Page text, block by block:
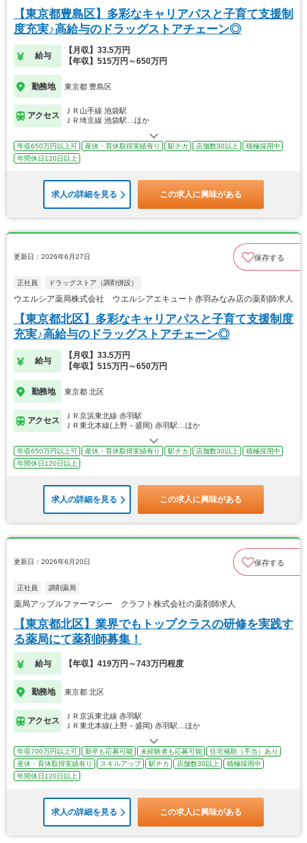
【東京都豊島区】多彩なキャリアパスと子育て支援制
度充実♪高給与のドラッグストアチェーン◎
給与
【月収】33.5万円
【年収】515万円～650万円
勤務地 東京都 豊島区
アクセス
ＪＲ山手線 池袋駅
ＪＲ埼京線 池袋駅…ほか
年収650万円以上可 産休・育休取得実績有り 駅チカ 店舗数30以上
積極採用中
年間休日120日以上
求人の詳細を見る この求人に興味がある
更新日：2026年6月27日 保存する
正社員 ドラッグストア（調剤併設）
ウエルシア薬局株式会社 ウエルシアエキュート赤羽みなみ店の薬剤師求人
【東京都北区】多彩なキャリアパスと子育て支援制度
充実♪高給与のドラッグストアチェーン◎
給与
【月収】33.5万円
【年収】515万円～650万円
勤務地 東京都 北区
アクセス
ＪＲ京浜東北線 赤羽駅
ＪＲ東北本線(上野－盛岡) 赤羽駅…ほか
年収650万円以上可 産休・育休取得実績有り 駅チカ 店舗数30以上
積極採用中
年間休日120日以上
求人の詳細を見る この求人に興味がある
更新日：2026年6月20日 保存する
正社員 調剤薬局
薬局アップルファーマシー クラフト株式会社の薬剤師求人
【東京都北区】業界でもトップクラスの研修を実践す
る薬局にて薬剤師募集！
給与 【年収】419万円～743万円程度
勤務地 東京都 北区
アクセス
ＪＲ京浜東北線 赤羽駅
ＪＲ東北本線(上野－盛岡) 赤羽駅…ほか
年収700万円以上可 新卒も応募可能 未経験者も応募可能
住宅補助（手当）あり
産休・育休取得実績有り
スキルアップ 駅チカ 店舗数30以上
積極採用中
年間休日120日以上
求人の詳細を見る この求人に興味がある